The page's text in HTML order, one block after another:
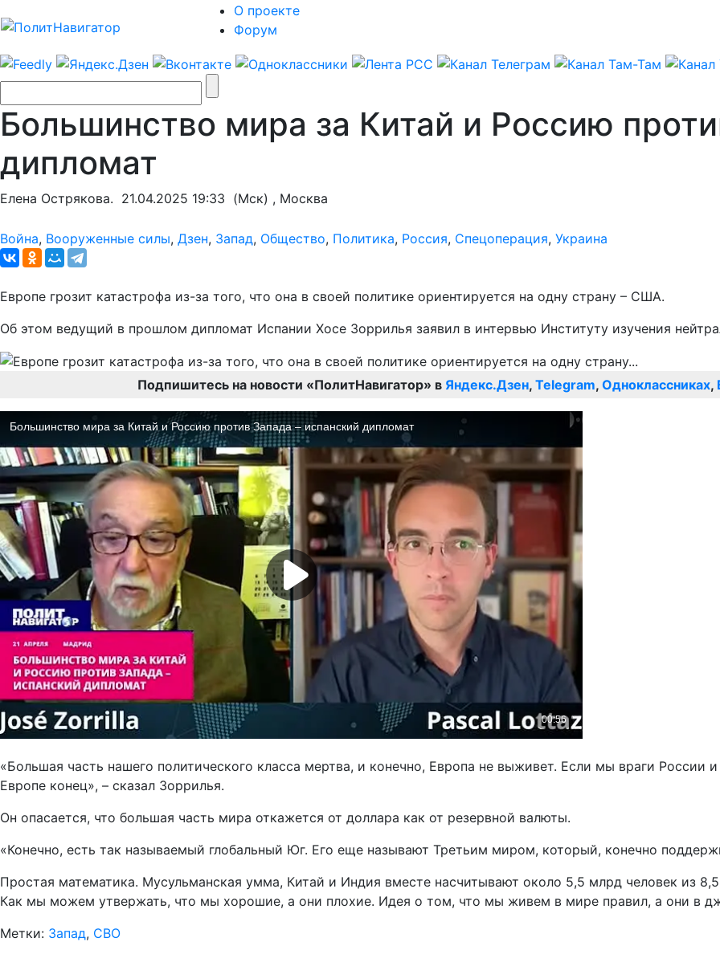
О проекте
Форум
Большинство мира за Китай и Россию
дипломат
Елена Острякова. 21.04.2025 19:33 (Мск) , Москва
Война, Вооруженные силы, Дзен, Запад, Общество, Политика, Россия, Спецоперация, Украина
Европе грозит катастрофа из-за того, что она в своей политике ориентируется на одну страну – США.
Об этом ведущий в прошлом дипломат Испании Хосе Зоррилья заявил в интервью Институту изучения
Подпишитесь на новости «ПолитНавигатор» в Яндекс.Дзен, Telegram, Одноклассниках,
«Большая часть нашего политического класса мертва, и конечно, Европа не выживет. Если мы враги России
Европе конец», – сказал Зоррилья.
Он опасается, что большая часть мира откажется от доллара как от резервной валюты.
«Конечно, есть так называемый глобальный Юг. Его еще называют Третьим миром, который, конечно
Простая математика. Мусульманская умма, Китай и Индия вместе насчитывают около 5,5 млрд человек из
Как мы можем утвержать, что мы хорошие, а они плохие. Идея о том, что мы живем в мире правил, а они в
Метки: Запад, СВО